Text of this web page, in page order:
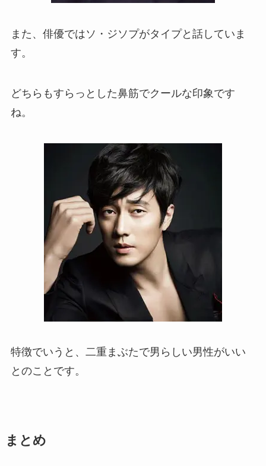
また、俳優ではソ・ジソプがタイプと話していま
す。
どちらもすらっとした鼻筋でクールな印象です
ね。
特徴でいうと、二重まぶたで男らしい男性がいい
とのことです。
まとめ